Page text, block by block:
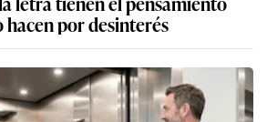
hacen por desinterés